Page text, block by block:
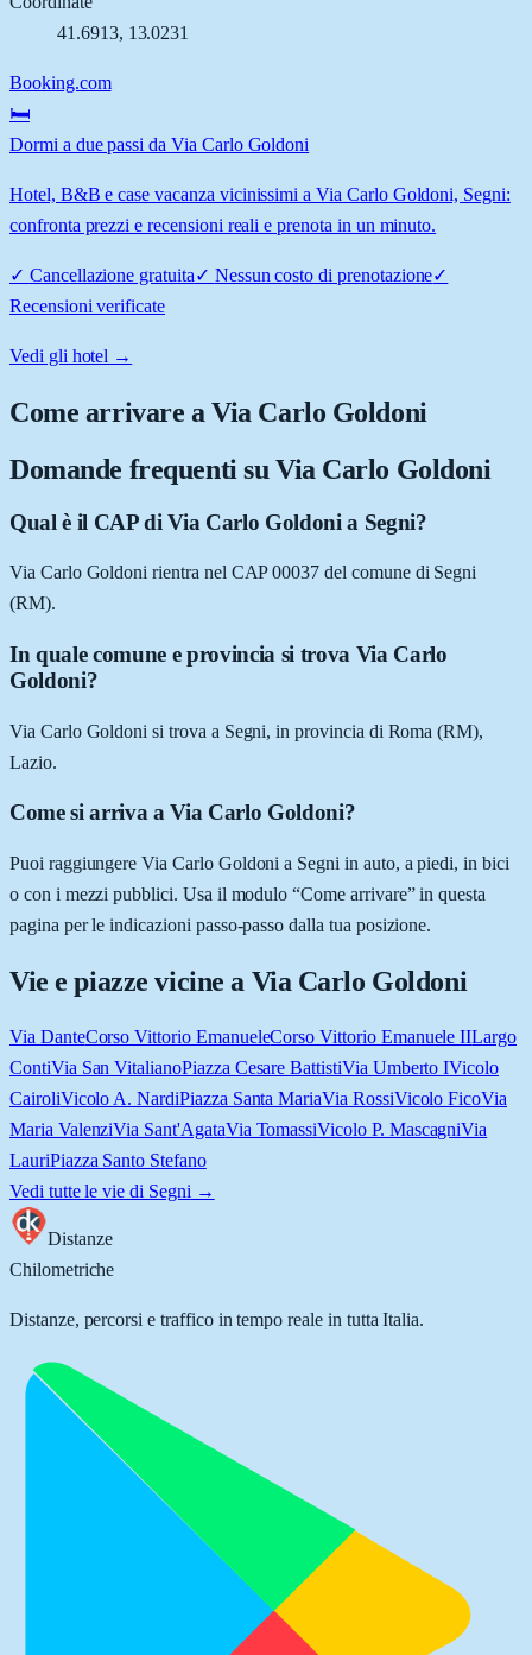
41.6913, 13.0231
Booking.com
🛏️
Dormi a due passi da Via Carlo Goldoni
Hotel, B&B e case vacanza vicinissimi a Via Carlo Goldoni, Segni:
confronta prezzi e recensioni reali e prenota in un minuto.
✓ Cancellazione gratuita✓ Nessun costo di prenotazione✓
Recensioni verificate
Vedi gli hotel →
Come arrivare aVia Carlo Goldoni
Domande frequenti su Via Carlo Goldoni
Qual è il CAP di Via Carlo Goldoni a Segni?
Via Carlo Goldoni rientra nel CAP 00037 del comune di Segni
(RM).
In quale comune e provincia si trova Via Carlo
Goldoni?
Via Carlo Goldoni si trova a Segni, in provincia di Roma (RM),
Lazio.
Come si arriva a Via Carlo Goldoni?
Puoi raggiungere Via Carlo Goldoni a Segni in auto, a piedi, in bici
o con i mezzi pubblici. Usa il modulo “Come arrivare” in questa
pagina per le indicazioni passo-passo dalla tua posizione.
Vie e piazze vicine a Via Carlo Goldoni
Via DanteCorso Vittorio EmanueleCorso Vittorio Emanuele IILargo
ContiVia San VitalianoPiazza Cesare BattistiVia Umberto IVicolo
CairoliVicolo A. NardiPiazza Santa MariaVia RossiVicolo FicoVia
Maria ValenziVia Sant'AgataVia TomassiVicolo P. MascagniVia
LauriPiazza Santo Stefano
Vedi tutte le vie di Segni →
Distanze
Chilometriche
Distanze, percorsi e traffico in tempo reale in tutta Italia.